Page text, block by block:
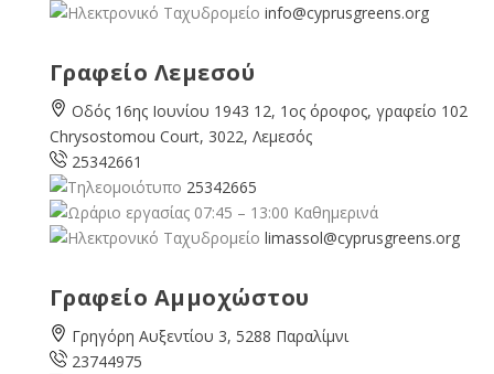
info@cyprusgreens.org
Γραφείο Λεμεσού
Οδός 16ης Ιουνίου 1943 12, 1ος όροφος, γραφείο 102
Chrysostomou Court, 3022, Λεμεσός
25342661
25342665
07:45 – 13:00 Καθημερινά
limassol@cyprusgreens.org
Γραφείο Αμμοχώστου
Γρηγόρη Αυξεντίου 3, 5288 Παραλίμνι
23744975